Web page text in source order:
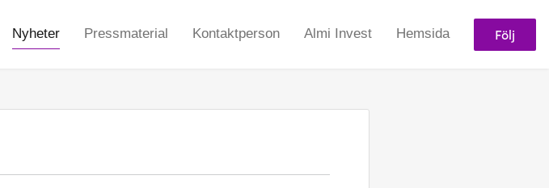
Nyheter Pressmaterial Kontaktperson Almi Invest Hemsida Följ